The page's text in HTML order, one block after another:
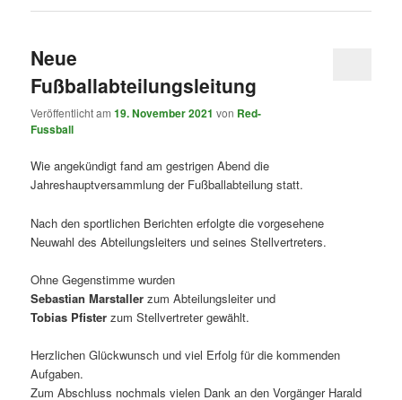
Neue
Fußballabteilungsleitung
Veröffentlicht am19. November 2021 von Red-
Fussball
Wie angekündigt fand am gestrigen Abend die
Jahreshauptversammlung der Fußballabteilung statt.
Nach den sportlichen Berichten erfolgte die vorgesehene
Neuwahl des Abteilungsleiters und seines Stellvertreters.
Ohne Gegenstimme wurden
Sebastian Marstaller zum Abteilungsleiter und
Tobias Pfister zum Stellvertreter gewählt.
Herzlichen Glückwunsch und viel Erfolg für die kommenden
Aufgaben.
Zum Abschluss nochmals vielen Dank an den Vorgänger Harald